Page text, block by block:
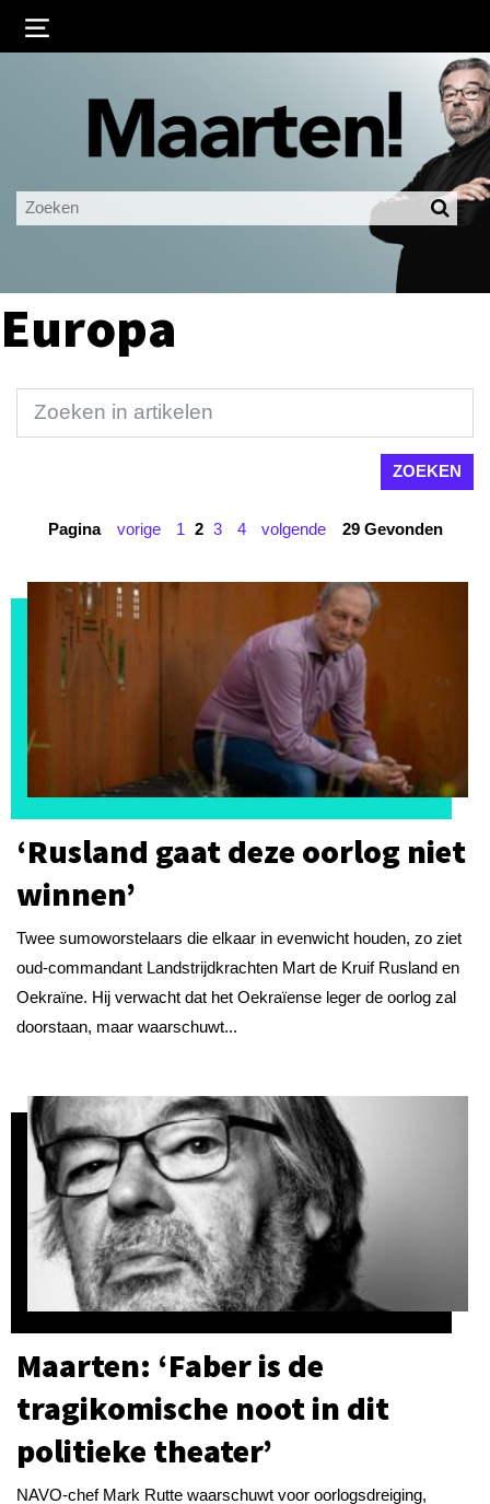
Ingelogd blijven
LOGIN
Europa
Pagina vorige 1 2 3 4 volgende 29 Gevonden
‘Rusland gaat deze oorlog niet
winnen’
Twee sumoworstelaars die elkaar in evenwicht houden, zo ziet
oud-commandant Landstrijdkrachten Mart de Kruif Rusland en
Oekraïne. Hij verwacht dat het Oekraïense leger de oorlog zal
doorstaan, maar waarschuwt...
Maarten: ‘Faber is de
tragikomische noot in dit
politieke theater’
NAVO-chef Mark Rutte waarschuwt voor oorlogsdreiging,